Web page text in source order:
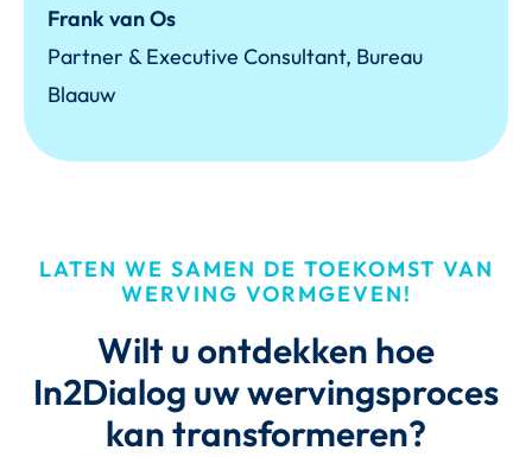
Frank van Os
Partner & Executive Consultant, Bureau
Blaauw
LATEN WE SAMEN DE TOEKOMST VAN
WERVING VORMGEVEN!
Wilt u ontdekken hoe
In2Dialog uw wervingsproces
kan transformeren?